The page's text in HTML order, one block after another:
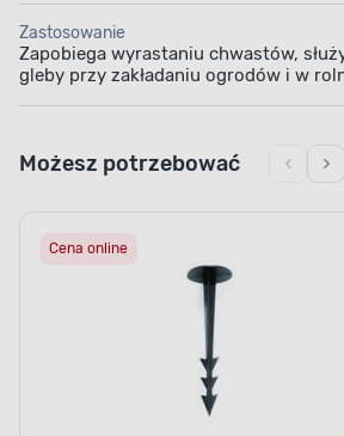
Zastosowanie
Zapobiega wyrastaniu chwastów,
gleby przy zakładaniu ogrodów i w
Możesz potrzebować
Cena online